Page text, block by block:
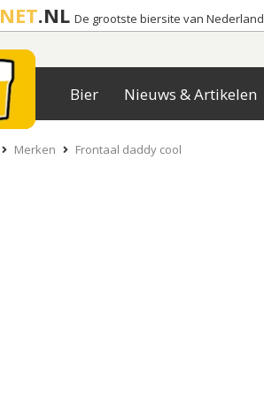
NET.NL De grootste biersite van Nederland
Bier Nieuws & Artikelen
Merken Frontaal daddy cool